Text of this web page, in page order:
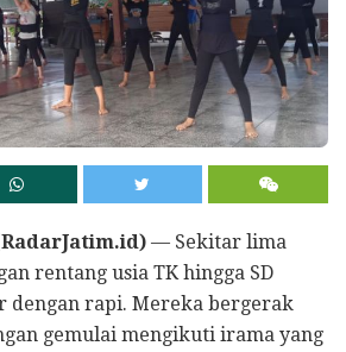
— Sekitar lima
rentang usia TK hingga SD
dengan rapi. Mereka bergerak
gemulai mengikuti irama yang